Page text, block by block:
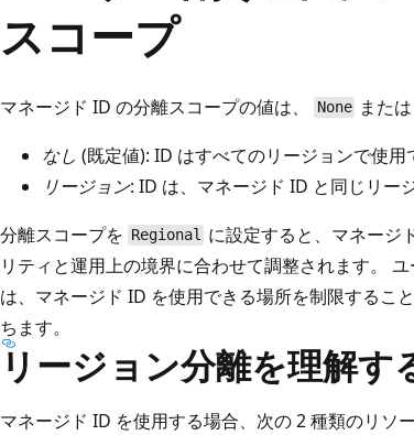
プ
スコープ
マネージド ID の分離スコープの値は、 None または
なし (既定値): ID はすべてのリージョンで使用
リージョン: ID は、マネージド ID と同じリー
分離スコープを Regional に設定すると、マネージ
リティと運用上の境界に合わせて調整されます。
は、マネージド ID を使用できる場所を制限するこ
ちます。
リージョン分離を理解す
マネージド ID を使用する場合、次の 2 種類のリソ